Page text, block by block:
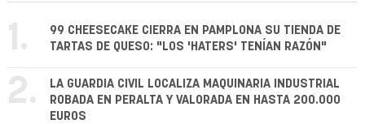
1.
99 CHEESECAKE CIERRA EN PAMPLONA SU TIENDA DE
TARTAS DE QUESO: "LOS 'HATERS' TENÍAN RAZÓN"
2.
LA GUARDIA CIVIL LOCALIZA MAQUINARIA INDUSTRIAL
ROBADA EN PERALTA Y VALORADA EN HASTA 200.000
EUROS